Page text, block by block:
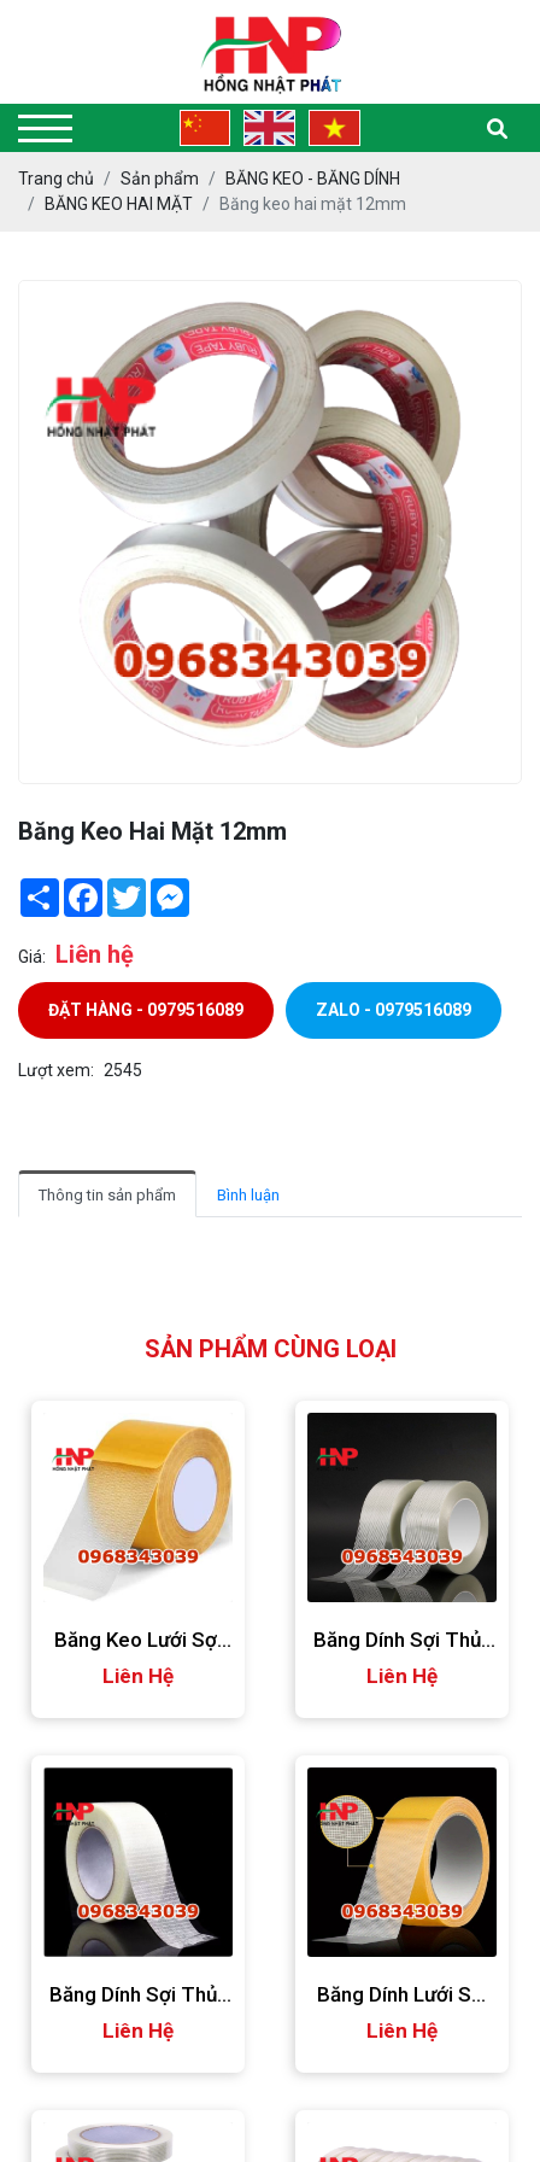
Trang chủ Sản phẩm
BĂNG KEO - BĂNG DÍNH
BĂNG KEO HAI MẶT
Băng keo hai mặt 12mm
Băng Keo Hai Mặt 12mm
Share Facebook
Twitter
Giá: Liên hệ
ĐẶT HÀNG - 0979516089 ZALO - 0979516089
Lượt xem: 2545
Thông tin sản phẩm Bình luận
SẢN PHẨM CÙNG LOẠI
Băng Keo Lưới Sợi
Thủy Tinh
Liên Hệ
Băng Dính Sợi Thủy
Tinh 150micron
Liên Hệ
Băng Dính Sợi Thủy
Tinh 120micron
Liên Hệ
Băng Dính Lưới Sợi
Thủy Tinh
Liên Hệ